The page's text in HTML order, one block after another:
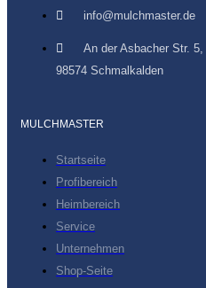
info@mulchmaster.de
An der Asbacher Str. 5,
98574 Schmalkalden
MULCHMASTER
Startseite
Profibereich
Heimbereich
Service
Unternehmen
Shop-Seite